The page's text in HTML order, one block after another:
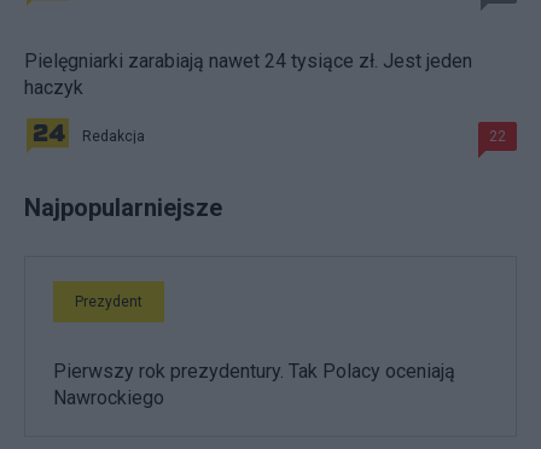
Pielęgniarki zarabiają nawet 24 tysiące zł. Jest jeden
haczyk
Redakcja 22
Najpopularniejsze
Prezydent
Pierwszy rok prezydentury. Tak Polacy oceniają
Nawrockiego